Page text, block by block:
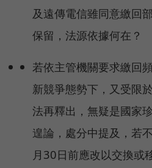
及遠傳電信雖同意繳回
保留，法源依據何在？
若依主管機關要求繳回
新競爭態勢下，又受限
法再釋出，無疑是國家
遑論，處分中提及，若
月30日前應改以交換或